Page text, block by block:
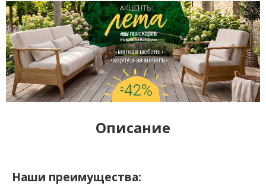
Описание
Наши преимущества: